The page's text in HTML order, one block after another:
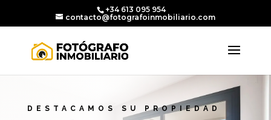
+34 613 095 954
contacto@fotografoinmobiliario.com
DESTACAMOS SU PROPIEDAD